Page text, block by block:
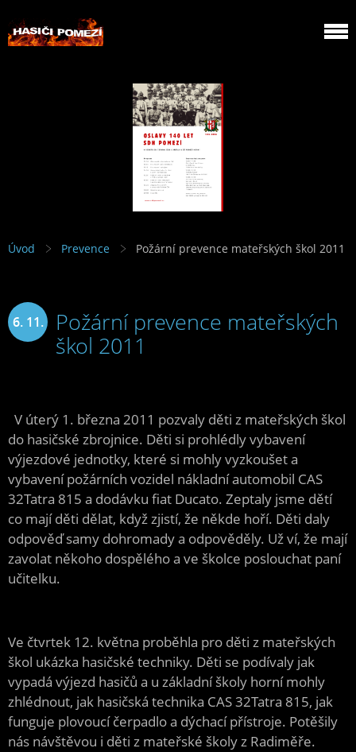
Úvod Prevence Požární prevence mateřských škol 2011
6. 11.
Požární prevence mateřských
škol 2011
V úterý 1. března 2011 pozvaly děti z mateřských škol
do hasičské zbrojnice. Děti si prohlédly vybavení
výjezdové jednotky, které si mohly vyzkoušet a
vybavení požárních vozidel nákladní automobil CAS
32Tatra 815 a dodávku fiat Ducato. Zeptaly jsme dětí
co mají děti dělat, když zjistí, že někde hoří. Děti daly
odpověď samy dohromady a odpověděly. Už ví, že mají
zavolat někoho dospělého a ve školce poslouchat paní
učitelku.
Ve čtvrtek 12. května proběhla pro děti z mateřských
škol ukázka hasičské techniky. Děti se podívaly jak
vypadá výjezd hasičů a u základní školy horní mohly
zhlédnout, jak hasičská technika CAS 32Tatra 815, jak
funguje plovoucí čerpadlo a dýchací přístroje. Potěšily
nás návštěvou i děti z mateřské školy z Radiměře.